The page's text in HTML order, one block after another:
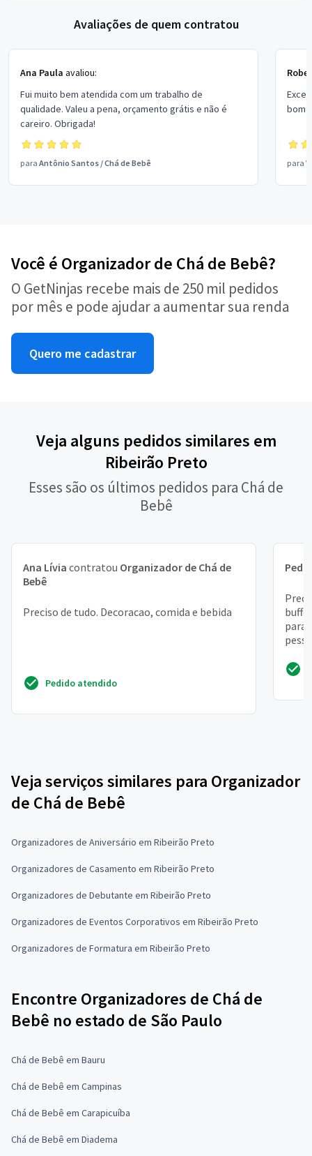
Avaliações de quem contratou
Ana Paula avaliou:
Fui muito bem atendida com um trabalho de
qualidade. Valeu a pena, orçamento grátis e não é
careiro. Obrigada!
para Antônio Santos /Chá de Bebê
bom
para
Você é Organizador de Chá de Bebê?
O GetNinjas recebe mais de 250 mil pedidos
por mês e pode ajudar a aumentar sua renda
Quero me cadastrar
Veja alguns pedidos similares em
Ribeirão Preto
Esses são os últimos pedidos para Chá de
Bebê
Ana Lívia contratou Organizador de Chá de
Bebê
Preciso de tudo. Decoracao, comida e bebida
Pedido atendido
para
Veja serviços similares para Organizador
de Chá de Bebê
Organizadores de Aniversário em Ribeirão Preto
Organizadores de Casamento em Ribeirão Preto
Organizadores de Debutante em Ribeirão Preto
Organizadores de Eventos Corporativos em Ribeirão Preto
Organizadores de Formatura em Ribeirão Preto
Encontre Organizadores de Chá de
Bebê no estado de São Paulo
Chá de Bebê em Bauru
Chá de Bebê em Campinas
Chá de Bebê em Carapicuíba
Chá de Bebê em Diadema